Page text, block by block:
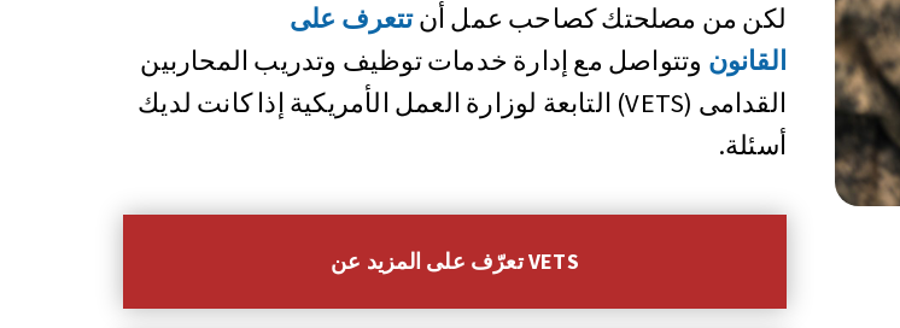
لكن من مصلحتك كصاحب عمل أنتتعرف على
القانون وتتواصل مع إدارة خدمات توظيف وتدريب المحاربين
القدامى (VETS) التابعة لوزارة العمل الأمريكية إذا كانت لديك
أسئلة.
تعرّف على المزيد عن VETS